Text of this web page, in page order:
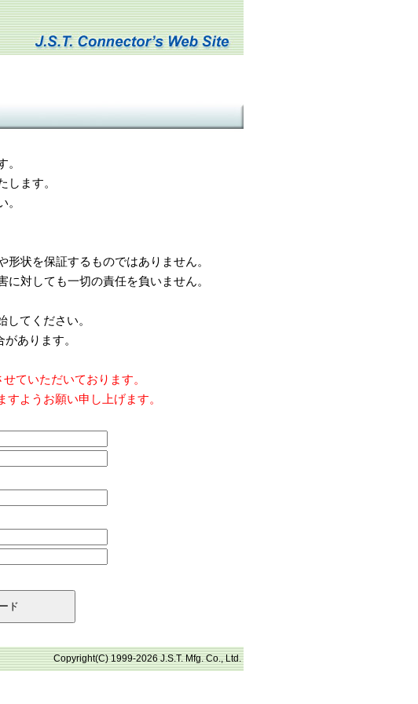
。
ます。
。
状を保証するものではありません。
対しても一切の責任を負いません。
てください。
あります。
ていただいております。
ようお願い申し上げます。
Copyright(C) 1999-2026 J.S.T. Mfg. Co., Ltd.